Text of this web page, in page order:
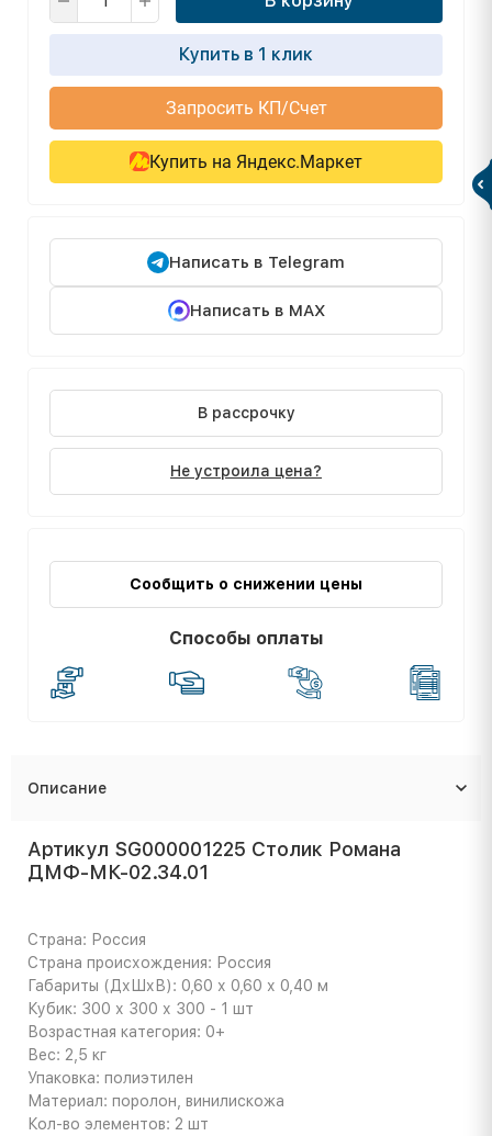
Купить в 1 клик
Запросить КП/Счет
Купить на Яндекс.Маркет
Написать в Telegram
Написать в MAX
В рассрочку
Не устроила цена?
Сообщить о снижении цены
Способы оплаты
Описание
Артикул SG000001225 Столик Романа
ДМФ-МК-02.34.01
Страна: Россия
Страна происхождения: Россия
Габариты (ДхШхВ): 0,60 х 0,60 х 0,40 м
Кубик: 300 х 300 х 300 - 1 шт
Возрастная категория: 0+
Вес: 2,5 кг
Упаковка: полиэтилен
Материал: поролон, винилискожа
Кол-во элементов: 2 шт